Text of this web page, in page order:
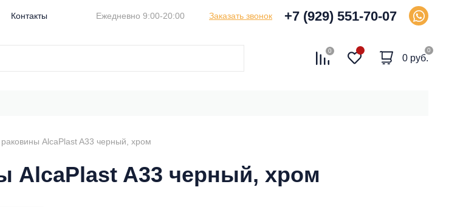
Контакты Ежедневно 9:00-20:00 Заказать звонок +7 (929) 551-70-07
0 0
0 руб.
AlcaPlast A33 черный, хром
AlcaPlast A33 черный, хром